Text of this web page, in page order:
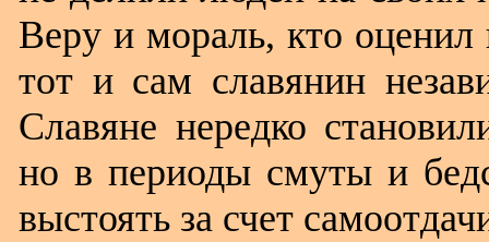
Веру и мораль, кто
тот и сам славянин
Славяне нередко
но в периоды смуты и
выстоять за счет